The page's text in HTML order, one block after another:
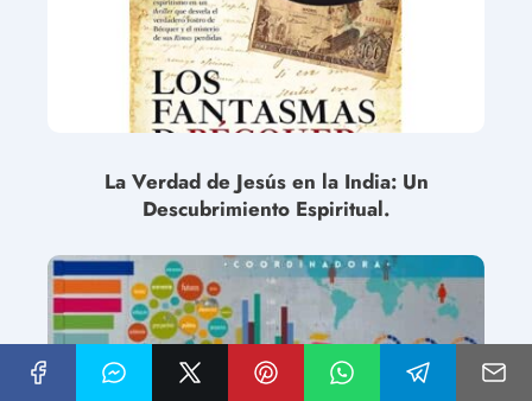
La Verdad de Jesús en la India: Un
Descubrimiento Espiritual.